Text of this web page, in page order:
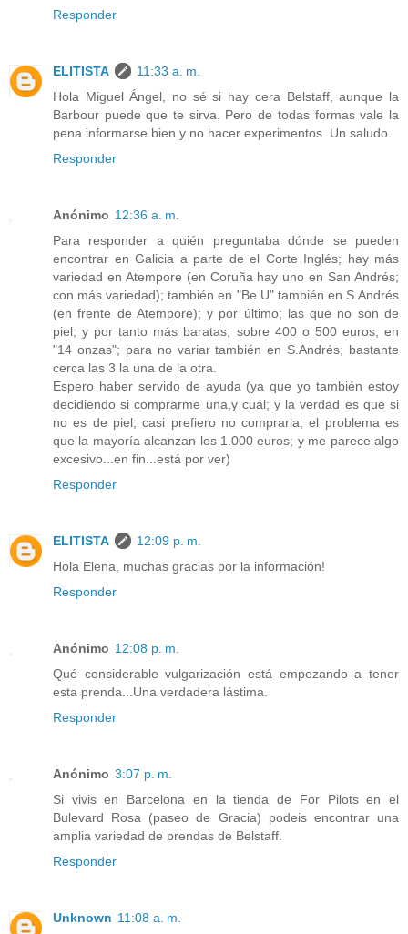
Responder
ELITISTA
11:33 a. m.
Hola Miguel Ángel, no sé si hay cera Belstaff, aunque la
Barbour puede que te sirva. Pero de todas formas vale la
pena informarse bien y no hacer experimentos. Un saludo.
Responder
Anónimo 12:36 a. m.
Para responder a quién preguntaba dónde se pueden
encontrar en Galicia a parte de el Corte Inglés; hay más
variedad en Atempore (en Coruña hay uno en San Andrés;
con más variedad); también en "Be U" también en S.Andrés
(en frente de Atempore); y por último; las que no son de
piel; y por tanto más baratas; sobre 400 o 500 euros; en
"14 onzas"; para no variar también en S.Andrés; bastante
cerca las 3 la una de la otra.
Espero haber servido de ayuda (ya que yo también estoy
decidiendo si comprarme una,y cuál; y la verdad es que si
no es de piel; casi prefiero no comprarla; el problema es
que la mayoría alcanzan los 1.000 euros; y me parece algo
excesivo...en fin...está por ver)
Responder
ELITISTA
12:09 p. m.
Hola Elena, muchas gracias por la información!
Responder
Anónimo 12:08 p. m.
Qué considerable vulgarización está empezando a tener
esta prenda...Una verdadera lástima.
Responder
Anónimo 3:07 p. m.
Si vivis en Barcelona en la tienda de For Pilots en el
Bulevard Rosa (paseo de Gracia) podeis encontrar una
amplia variedad de prendas de Belstaff.
Responder
Unknown 11:08 a. m.